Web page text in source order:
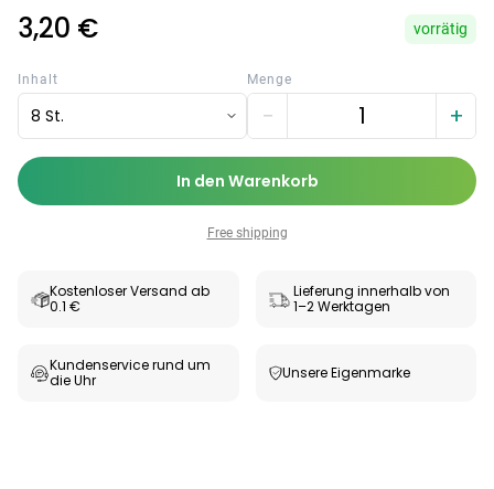
3,20 € vorrätig
Inhalt
8 St.
Menge
− +
In den Warenkorb
Free shipping
Kostenloser Versand ab
0.1 €
Lieferung innerhalb von
1–2 Werktagen
Kundenservice rund um
die Uhr
Unsere Eigenmarke